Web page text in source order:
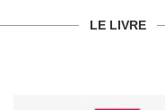
LE LIVRE